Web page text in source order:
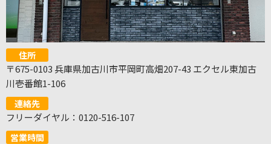
住所
〒675-0103 兵庫県加古川市平岡町高畑207-43 エクセル東加古
川壱番館1-106
連絡先
フリーダイヤル：0120-516-107
営業時間